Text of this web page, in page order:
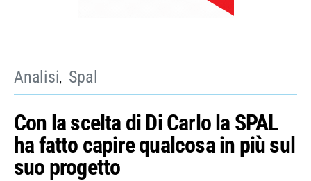
Analisi Spal
Con la scelta di Di Carlo la SPAL
ha fatto capire qualcosa in più sul
suo progetto